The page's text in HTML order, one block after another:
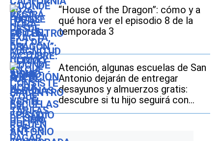
“House of the Dragon”: cómo y a
qué hora ver el episodio 8 de la
temporada 3
Atención, algunas escuelas de San
Antonio dejarán de entregar
desayunos y almuerzos gratis:
descubre si tu hijo seguirá con
este beneficio durante el ciclo